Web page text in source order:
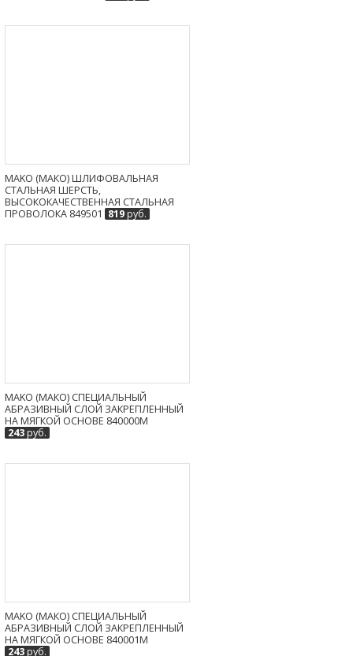
MAKO (МАКО) ШЛИФОВАЛЬНАЯ
СТАЛЬНАЯ ШЕРСТЬ,
ВЫСОКОКАЧЕСТВЕННАЯ СТАЛЬНАЯ
ПРОВОЛОКА 849501 819руб.
MAKO (МАКО) СПЕЦИАЛЬНЫЙ
АБРАЗИВНЫЙ СЛОЙ ЗАКРЕПЛЕННЫЙ
НА МЯГКОЙ ОСНОВЕ 840000M
243руб.
MAKO (МАКО) СПЕЦИАЛЬНЫЙ
АБРАЗИВНЫЙ СЛОЙ ЗАКРЕПЛЕННЫЙ
НА МЯГКОЙ ОСНОВЕ 840001M
243руб.